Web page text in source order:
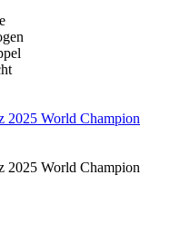
2025 World Champion
2025 World Champion